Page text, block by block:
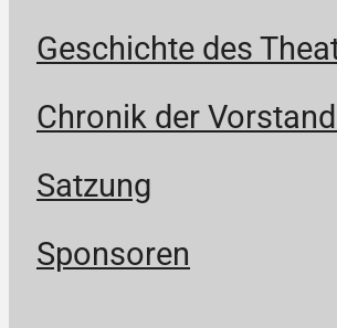
Geschichte des
Chronik der
Satzung
Sponsoren